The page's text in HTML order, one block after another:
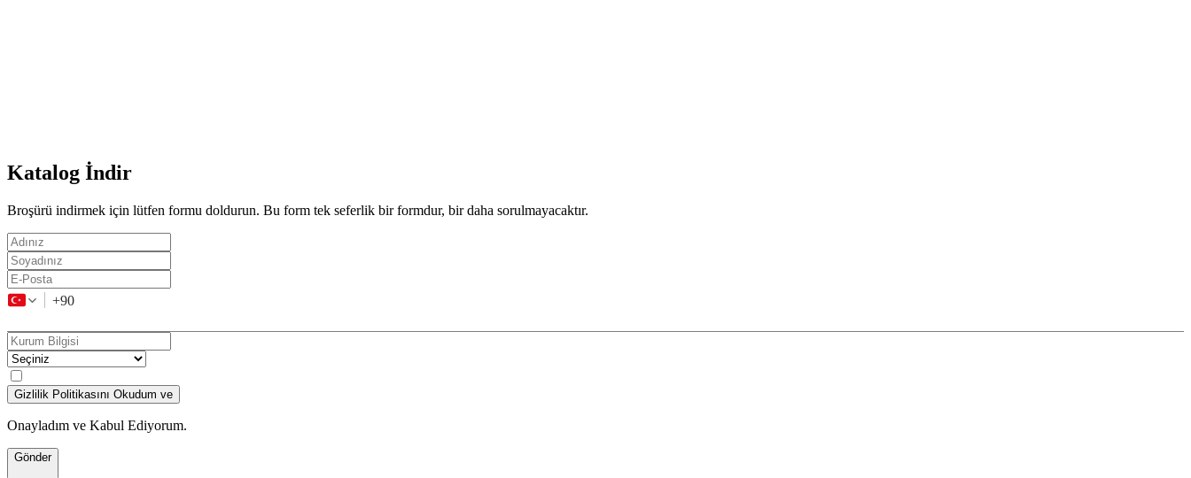
Katalog İndir
Broşürü indirmek için lütfen formu doldurun. Bu form tek seferlik bir formdur, bir daha sorulmayacaktır.
+90
Gizlilik Politikasını Okudum ve
Onayladım ve Kabul Ediyorum.
Gönder